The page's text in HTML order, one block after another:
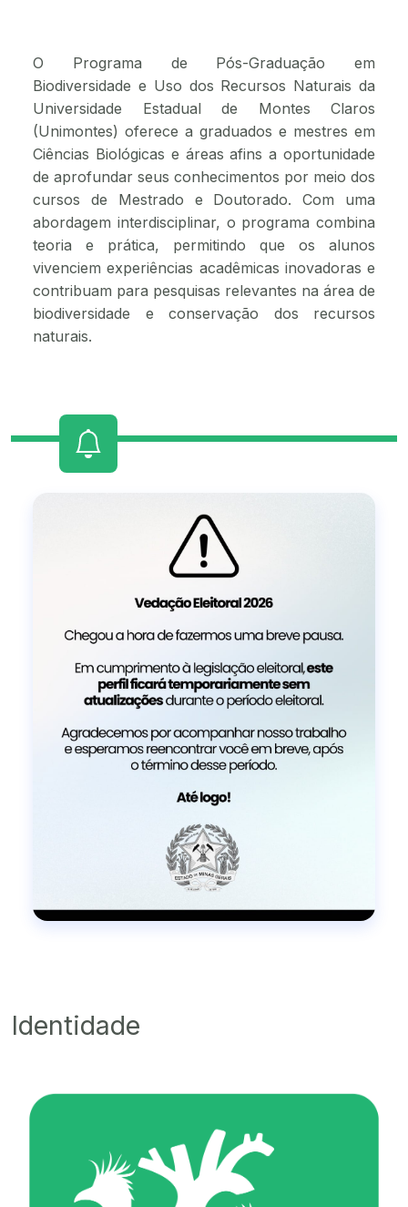
O Programa de Pós-Graduação em
Biodiversidade e Uso dos Recursos Naturais da
Universidade Estadual de Montes Claros
(Unimontes) oferece a graduados e mestres em
Ciências Biológicas e áreas afins a oportunidade
de aprofundar seus conhecimentos por meio dos
cursos de Mestrado e Doutorado. Com uma
abordagem interdisciplinar, o programa combina
teoria e prática, permitindo que os alunos
vivenciem experiências acadêmicas inovadoras e
contribuam para pesquisas relevantes na área de
biodiversidade e conservação dos recursos
naturais.
Identidade